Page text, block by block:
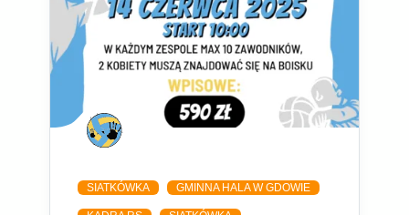
SIATKÓWKA GMINNA HALA W GDOWIE